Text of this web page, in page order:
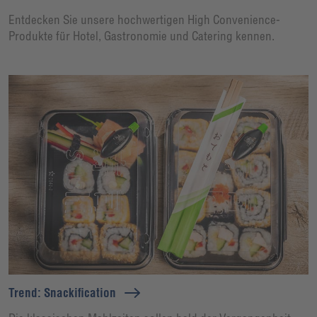
Entdecken Sie unsere hochwertigen High Convenience-
Produkte für Hotel, Gastronomie und Catering kennen.
Trend: Snackification